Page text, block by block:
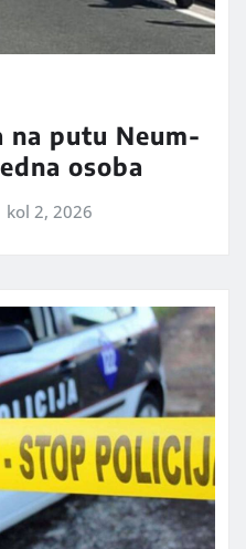
na putu Neum-
osoba
kol 2, 2026